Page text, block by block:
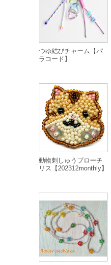
つゆ結びチャーム【パ
ラコード】
動物刺しゅうブローチ
リス【202312monthly】